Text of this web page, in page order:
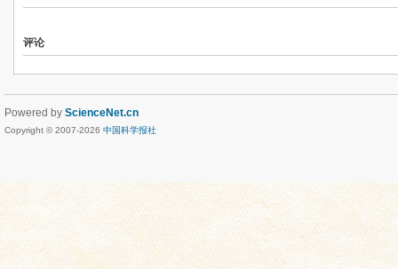
评论
Powered by ScienceNet.cn
Copyright © 2007-2026 中国科学报社